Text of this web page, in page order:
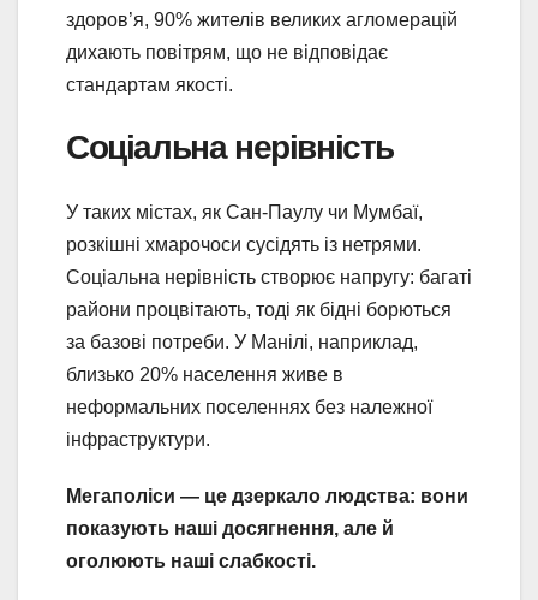
здоров’я, 90% жителів великих агломерацій
дихають повітрям, що не відповідає
стандартам якості.
Соціальна нерівність
У таких містах, як Сан-Паулу чи Мумбаї,
розкішні хмарочоси сусідять із нетрями.
Соціальна нерівність створює напругу: багаті
райони процвітають, тоді як бідні борються
за базові потреби. У Манілі, наприклад,
близько 20% населення живе в
неформальних поселеннях без належної
інфраструктури.
Мегаполіси — це дзеркало людства: вони
показують наші досягнення, але й
оголюють наші слабкості.